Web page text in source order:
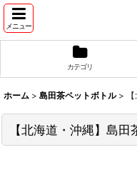
メニュー
カテゴリ
ホーム > 島田茶ペットボトル >
【北海道・沖縄】島